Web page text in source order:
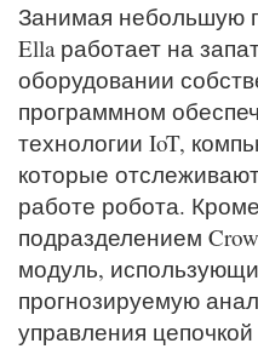
Занимая небольшую
Ella работает на
оборудовании
программном
технологии IoT,
которые
работе робота.
подразделением
модуль,
прогнозируемую
управления